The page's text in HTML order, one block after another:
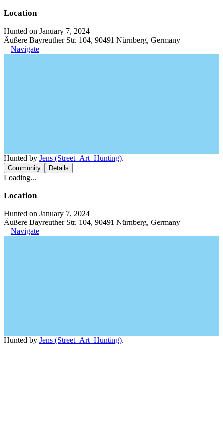
Location
Hunted on January 7, 2024
Äußere Bayreuther Str. 104, 90491 Nürnberg, Germany
Navigate
Hunted by Jens (Street_Art_Hunting).
Community Details
Loading...
Location
Hunted on January 7, 2024
Äußere Bayreuther Str. 104, 90491 Nürnberg, Germany
Navigate
Hunted by Jens (Street_Art_Hunting).